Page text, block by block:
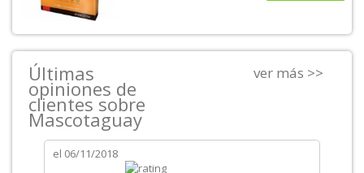
Últimas
opiniones de
clientes sobre
Mascotaguay
ver más >>
el 06/11/2018